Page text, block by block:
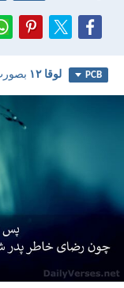
PCB لوقا ۱۲